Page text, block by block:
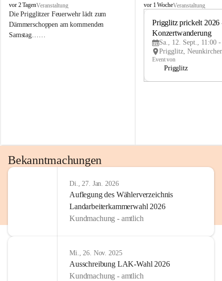
P
r
i
g
vor 2 TagenVeranstaltung
Die Prigglitzer Feuerwehr lädt zum
Dämmerschoppen am kommenden
Samstag……
P
vor 1 WocheVeranstaltung
Prigglitz prickelt 2026
Konzertwanderung
Sa., 12. Sept., 11:00
Event von
Prigglitz
Bekanntmachungen
Di., 27. Jan. 2026
Auflegung des Wählerverzeichnis
Landarbeiterkammerwahl 2026
Kundmachung - amtlich
Mi., 26. Nov. 2025
Ausschreibung LAK-Wahl 2026
Kundmachung - amtlich